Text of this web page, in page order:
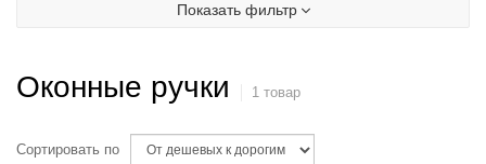
Показать фильтр
Оконные ручки 1 товар
Сортировать по